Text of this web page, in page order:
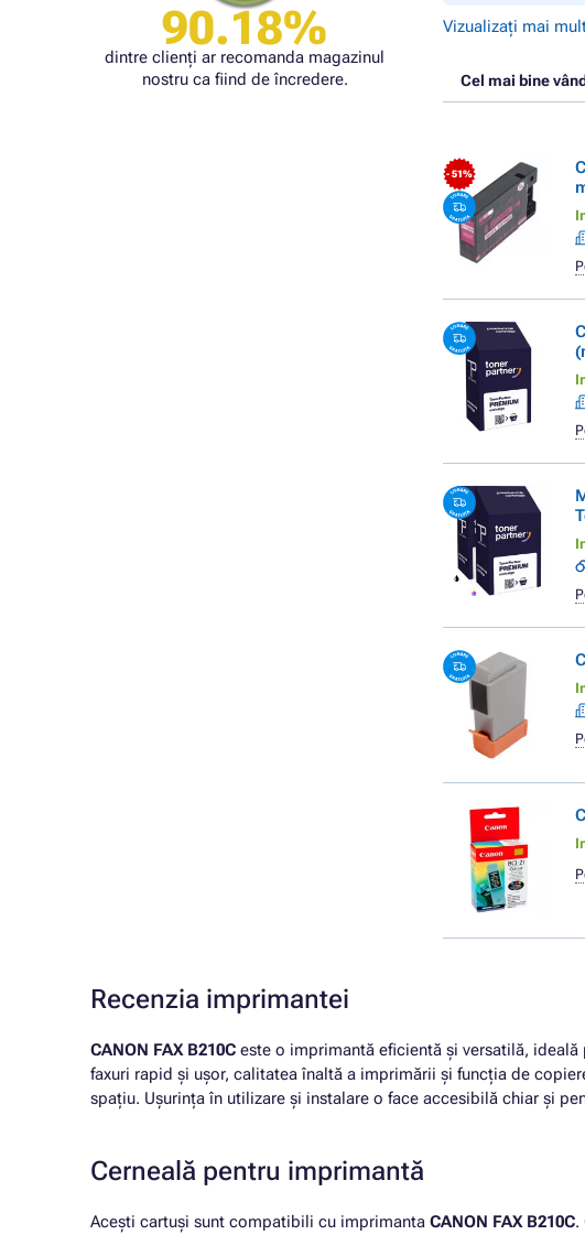
90.18%
dintre clienți ar recomanda magazinul
nostru ca fiind de încredere.
Vizualizați mai
Cel mai bine
- 51%
Recenzia imprimantei
CANON FAX B210C este o imprimantă eficientă și versatilă,
faxuri rapid și ușor, calitatea înaltă a imprimării și funcția de
spațiu. Ușurința în utilizare și instalare o face accesibilă chiar și
Cerneală pentru imprimantă
Acești cartuși sunt compatibili cu imprimanta CANON FAX B210C.